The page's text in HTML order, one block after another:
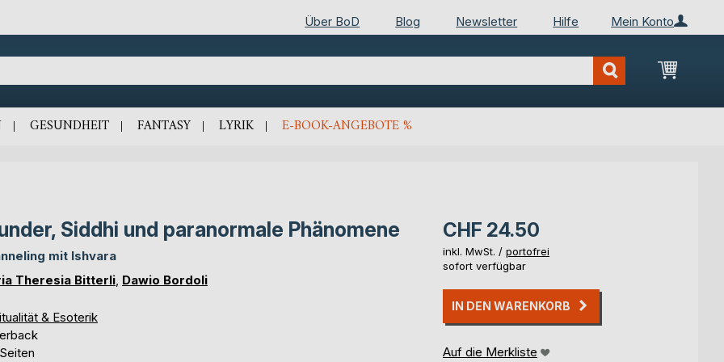
Mein Konto
Über BoD Blog Newsletter Hilfe
Mein
GESUNDHEIT FANTASY LYRIK E-BOOK-ANGEBOTE %
Siddhi und paranormale Phänomene
mit Ishvara
Theresia Bitterli Dawio Bordoli
& Esoterik
CHF 24.50
inkl. MwSt. / portofrei
sofort verfügbar
IN DEN WARENKORB
Auf die Merkliste